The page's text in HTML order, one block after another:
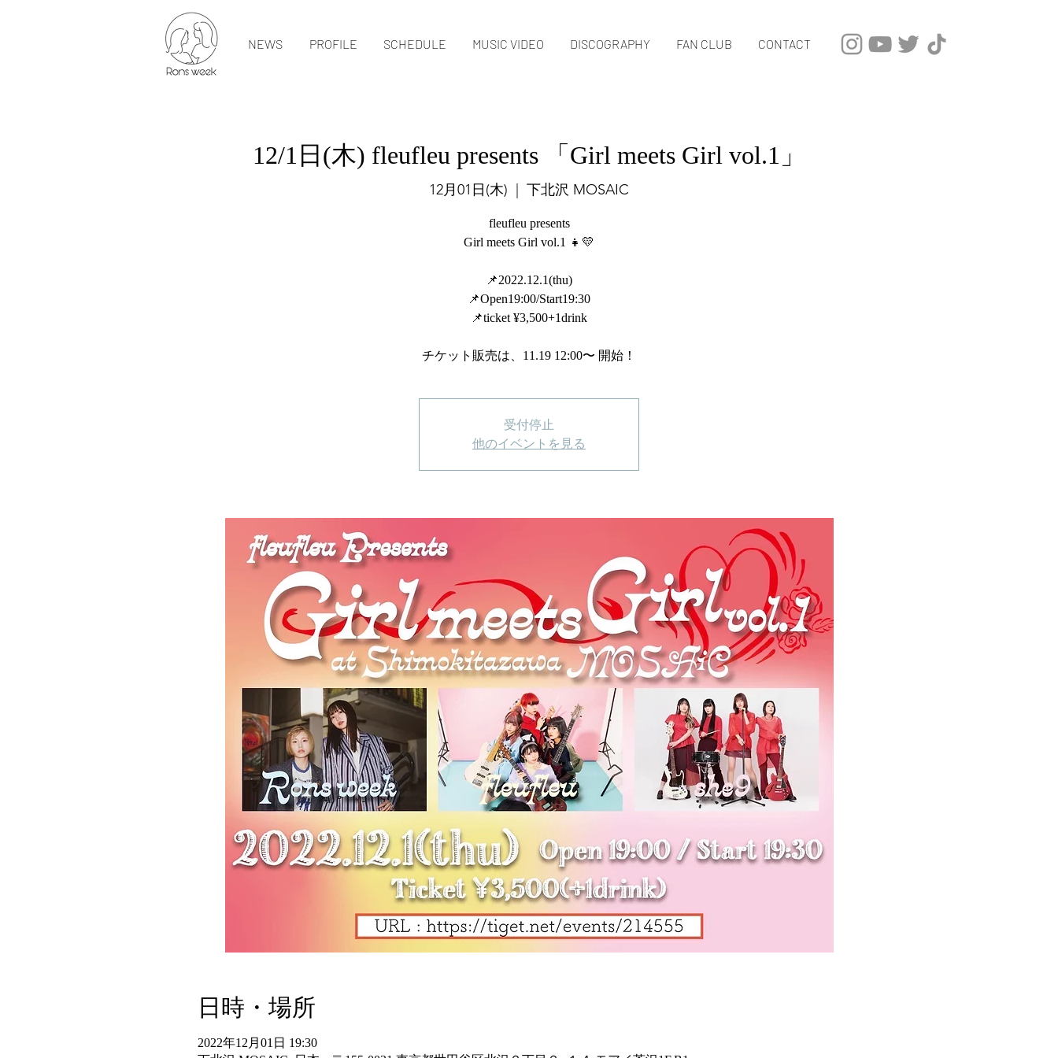
NEWS PROFILE SCHEDULE MUSIC VIDEO DISCOGRAPHY FAN CLUB CONTACT
12/1日(木) fleufleu presents 「Girl meets Girl vol.1」
12月01日(木) 下北沢 MOSAIC
fleufleu presents
Girl meets Girl vol.1 👧💛
📌2022.12.1(thu)
📌Open19:00/Start19:30
📌ticket ¥3,500+1drink
チケット販売は、11.19 12:00〜 開始！
受付停止
他のイベントを見る
日時・場所
2022年12月01日 19:30